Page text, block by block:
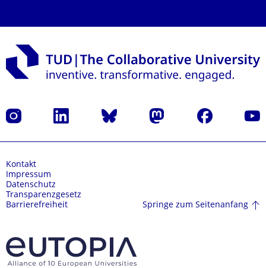
Instagram LinkedIn Bluesky Mastodon Facebook
Kontakt
Impressum
Datenschutz
Transparenzgesetz
Barrierefreiheit
Springe zum Seitenanfang